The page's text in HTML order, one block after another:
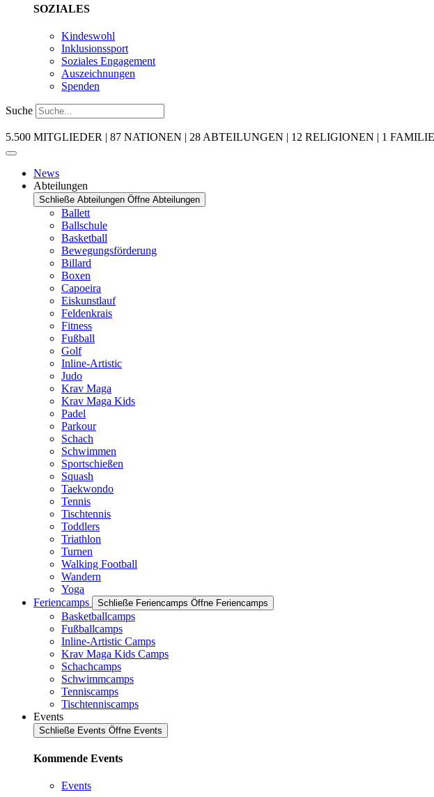
SOZIALES
Kindeswohl
Inklusionssport
Soziales Engagement
Auszeichnungen
Spenden
Suche
5.500 MITGLIEDER | 87 NATIONEN | 28 ABTEILUNGEN | 12 RELIGIONEN | 1 FAMILIE
News
Abteilungen
Schließe Abteilungen Öffne Abteilungen
Ballett
Ballschule
Basketball
Bewegungsförderung
Billard
Boxen
Capoeira
Eiskunstlauf
Feldenkrais
Fitness
Fußball
Golf
Inline-Artistic
Judo
Krav Maga
Krav Maga Kids
Padel
Parkour
Schach
Schwimmen
Sportschießen
Squash
Taekwondo
Tennis
Tischtennis
Toddlers
Triathlon
Turnen
Walking Football
Wandern
Yoga
Feriencamps
Schließe Feriencamps Öffne Feriencamps
Basketballcamps
Fußballcamps
Inline-Artistic Camps
Krav Maga Kids Camps
Schachcamps
Schwimmcamps
Tenniscamps
Tischtenniscamps
Events
Schließe Events Öffne Events
Kommende Events
Events